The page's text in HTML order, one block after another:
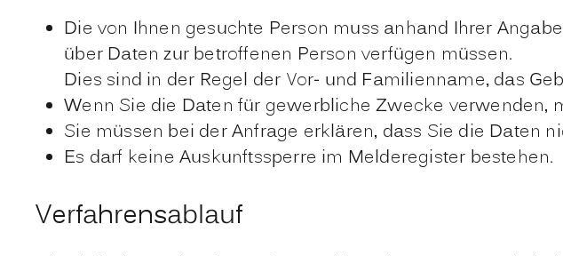
Die von Ihnen gesuchte Person muss anhand Ihrer
über Daten zur betroffenen Person verfügen müssen.
Dies sind in der Regel der Vor- und Familienname, das
Wenn Sie die Daten für gewerbliche Zwecke verwenden,
Sie müssen bei der Anfrage erklären, dass Sie die Daten
Es darf keine Auskunftssperre im Melderegister bestehen.
Verfahrensablauf